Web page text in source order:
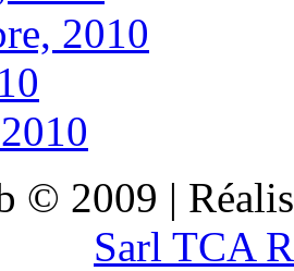
2010
© 2009 |
Sarl TCA